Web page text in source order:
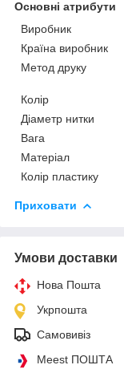
Основні атрибути
Виробник
Країна виробник
Метод друку
Колір
Діаметр нитки
Вага
Матеріал
Колір пластику
Приховати
Умови доставки
Нова Пошта
Укрпошта
Самовивіз
Meest ПОШТА